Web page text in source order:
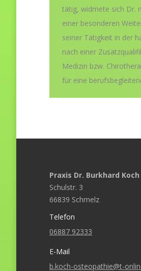
tätig, widmete sich Dr.
einer besonderen
seiner Tätigkeit in der
nach einer
Medizin bzw.
für eine
Praxis Dr. Burkhard Koch
Schulstr. 3
66839 Schmelz
Telefon
06887 92333
E-Mail
b.koch-osteopathie@t-